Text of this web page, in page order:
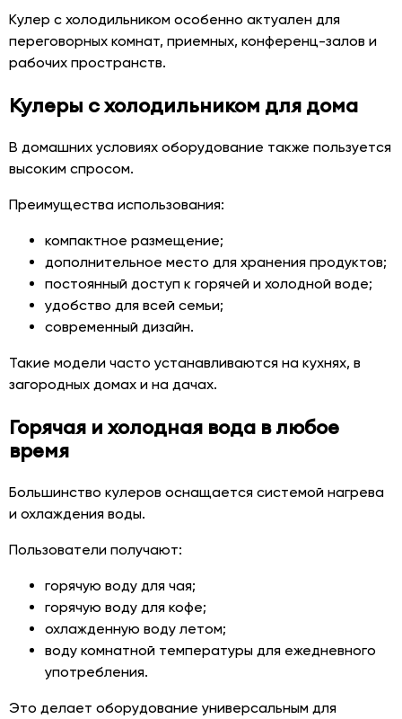
Кулер с холодильником особенно актуален для
переговорных комнат, приемных, конференц-залов и
рабочих пространств.
Кулеры с холодильником для дома
В домашних условиях оборудование также пользуется
высоким спросом.
Преимущества использования:
компактное размещение;
дополнительное место для хранения продуктов;
постоянный доступ к горячей и холодной воде;
удобство для всей семьи;
современный дизайн.
Такие модели часто устанавливаются на кухнях, в
загородных домах и на дачах.
Горячая и холодная вода в любое
время
Большинство кулеров оснащается системой нагрева
и охлаждения воды.
Пользователи получают:
горячую воду для чая;
горячую воду для кофе;
охлажденную воду летом;
воду комнатной температуры для ежедневного
употребления.
Это делает оборудование универсальным для